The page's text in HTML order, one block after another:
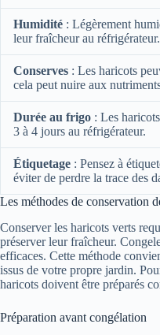
Humidité : Légèrement
leur fraîcheur au réfrigérateur.
Conserves : Les haricots
cela peut nuire aux
Durée au frigo : Les
3 à 4 jours au réfrigérateur.
Étiquetage : Pensez à
éviter de perdre la trace des
Les méthodes de conservation
Conserver les haricots verts
préserver leur fraîcheur.
efficaces. Cette méthode
issus de votre propre jardin.
haricots doivent être préparés
Préparation avant congélation